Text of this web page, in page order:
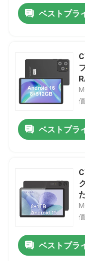
ベストプラ
ベストプラ
ベストプラ